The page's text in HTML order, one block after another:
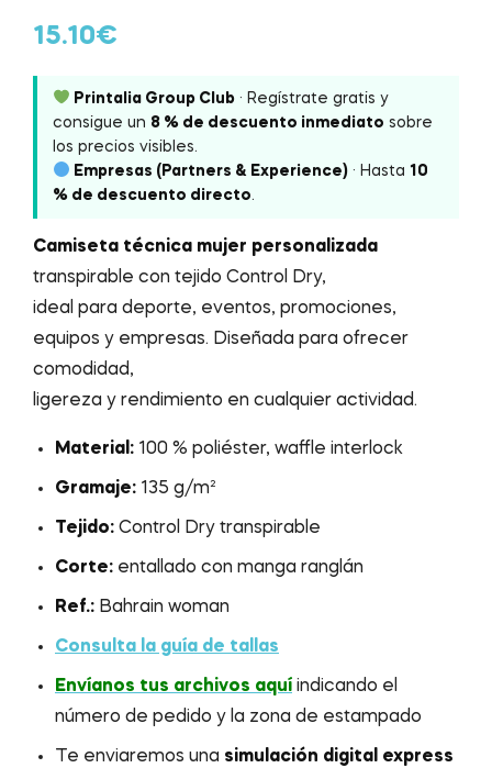
15.10€
Printalia Group Club· Regístrate gratis y
consigue un 8 % de descuento inmediato sobre
los precios visibles.
Empresas (Partners & Experience)· Hasta 10
% de descuento directo.
Camiseta técnica mujer personalizada
transpirable con tejido Control Dry,
ideal para deporte, eventos, promociones,
equipos y empresas. Diseñada para ofrecer
comodidad,
ligereza y rendimiento en cualquier actividad.
Material: 100 % poliéster, waffle interlock
Gramaje: 135 g/m²
Tejido: Control Dry transpirable
Corte: entallado con manga ranglán
Ref.: Bahrain woman
Consulta la guía de tallas
Envíanos tus archivos aquí indicando el
número de pedido y la zona de estampado
Te enviaremos una simulación digital express